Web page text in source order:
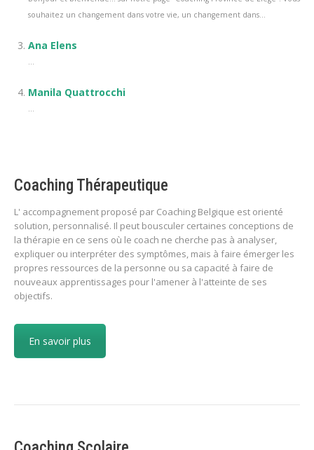
souhaitez un changement dans votre vie, un changement dans...
Ana Elens
...
Manila Quattrocchi
...
Coaching Thérapeutique
L' accompagnement proposé par Coaching Belgique est orienté
solution, personnalisé. Il peut bousculer certaines conceptions de
la thérapie en ce sens où le coach ne cherche pas à analyser,
expliquer ou interpréter des symptômes, mais à faire émerger les
propres ressources de la personne ou sa capacité à faire de
nouveaux apprentissages pour l'amener à l'atteinte de ses
objectifs.
En savoir plus